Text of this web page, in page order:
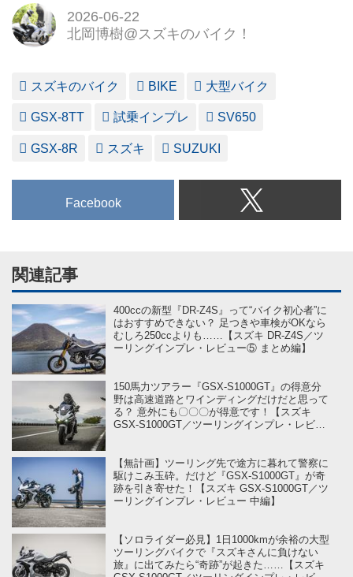
2026-06-22
北岡博樹@スズキのバイク！
スズキのバイク BIKE 大型バイク
GSX-8TT 試乗インプレ SV650
GSX-8R スズキ SUZUKI
Facebook
関連記事
400ccの新型『DR-Z4S』って“バイク初心者”に
はおすすめできない？ 足つきや車検がOKなら
むしろ250ccよりも……【スズキ DR-Z4S／ツ
ーリングインプレ・レビュー⑤ まとめ編】
150馬力ツアラー『GSX-S1000GT』の得意分
野は高速道路とワインディングだけだと思って
る？ 意外にも〇〇〇が得意です！【スズキ
GSX-S1000GT／ツーリングインプレ・レビュ
【無計画】ツーリング先で途方に暮れて警察に
駆けこみ玉砕。だけど『GSX-S1000GT』が奇
跡を引き寄せた！【スズキ GSX-S1000GT／ツ
ーリングインプレ・レビュー 中編】
【ソロライダー必見】1日1000kmが余裕の大型
ツーリングバイクで『スズキさんに負けない
旅』に出てみたら“奇跡”が起きた……【スズキ